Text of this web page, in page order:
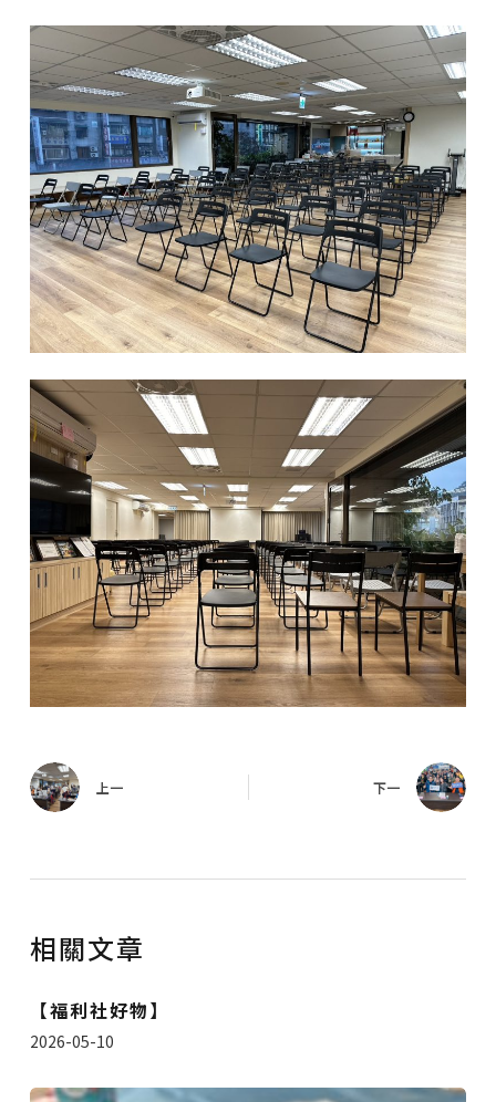
上一 下一
相關文章
【福利社好物】
2026-05-10